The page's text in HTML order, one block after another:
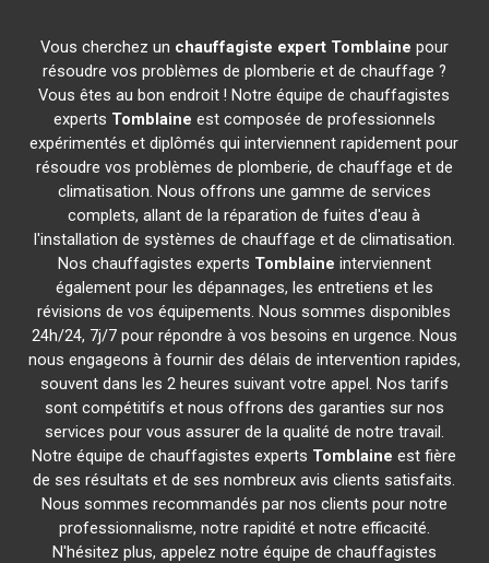
Vous cherchez un chauffagiste expert Tomblaine pour
résoudre vos problèmes de plomberie et de chauffage ?
Vous êtes au bon endroit ! Notre équipe de chauffagistes
experts Tomblaine est composée de professionnels
expérimentés et diplômés qui interviennent rapidement pour
résoudre vos problèmes de plomberie, de chauffage et de
climatisation. Nous offrons une gamme de services
complets, allant de la réparation de fuites d'eau à
l'installation de systèmes de chauffage et de climatisation.
Nos chauffagistes experts Tomblaine interviennent
également pour les dépannages, les entretiens et les
révisions de vos équipements. Nous sommes disponibles
24h/24, 7j/7 pour répondre à vos besoins en urgence. Nous
nous engageons à fournir des délais de intervention rapides,
souvent dans les 2 heures suivant votre appel. Nos tarifs
sont compétitifs et nous offrons des garanties sur nos
services pour vous assurer de la qualité de notre travail.
Notre équipe de chauffagistes experts Tomblaine est fière
de ses résultats et de ses nombreux avis clients satisfaits.
Nous sommes recommandés par nos clients pour notre
professionnalisme, notre rapidité et notre efficacité.
N'hésitez plus, appelez notre équipe de chauffagistes